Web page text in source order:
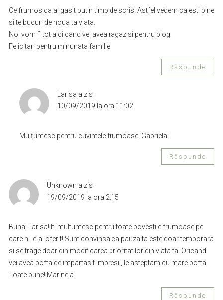
Ce frumos ca ai gasit putin timp de scris! Astfel vedem ca esti bine
si te bucuri de noua ta viata.
Noi vom fi tot aici cand vei avea ragaz si pentru blog.
Felicitari pentru minunata familie!
Răspunde
Larisa a zis
10/09/2019 la ora 11:02
Mulțumesc pentru cuvintele frumoase, Gabriela!
Răspunde
Unknown a zis
19/09/2019 la ora 2:15
Buna, Larisa! Iti multumesc pentru toate povestile frumoase pe
care ni le-ai oferit! Sunt convinsa ca pauza ta este doar temporara
si se trage doar din modificarea prioritatilor din viata ta. Oricand
vei avea pofta de impartasit impresii, le asteptam cu mare pofta!
Toate bune! Marinela
Răspunde